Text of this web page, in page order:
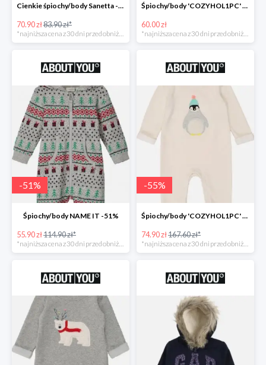
Cienkie śpiochy/body Sanetta -15%
70.90 zł83.90 zł*
Śpiochy/body 'COZYHOL1PC' GAP -60%
60.00 zł
-51%
Śpiochy/body NAME IT -51%
55.90 zł114.90 zł*
*najniższa cena z 30 dni przed obniżką
-55%
Śpiochy/body 'COZYHOL1PC' GAP -55%
74.90 zł167.60 zł*
*najniższa cena z 30 dni przed obniżką